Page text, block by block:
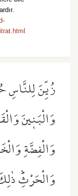
زُيِّنَ لِلنَّاسِ
وَالْبَن۪ينَ
وَالْفِضَّةِ
وَالْحَرْثِۜ